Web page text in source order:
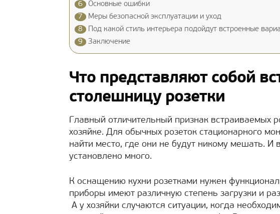
6
Основные ошибки
7
Меры безопасной эксплуатации и уход
8
Под какой стиль интерьера подойдут встроенные
9
Заключение
Что представляют собой
столешницу розетки
Главный отличительный признак встраиваемых
хозяйке. Для обычных розеток стационарного
найти место, где они не будут никому мешать. И
установлено много.
К оснащению кухни розетками нужен
приборы имеют различную степень загрузки и
А у хозяйки случаются ситуации, когда